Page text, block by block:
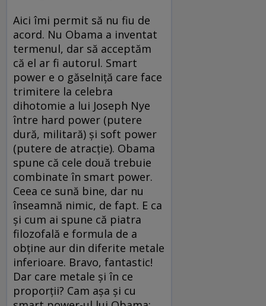
Aici îmi permit să nu fiu de
acord. Nu Obama a inventat
termenul, dar să acceptăm
că el ar fi autorul. Smart
power e o găselniţă care face
trimitere la celebra
dihotomie a lui Joseph Nye
între hard power (putere
dură, militară) şi soft power
(putere de atracţie). Obama
spune că cele două trebuie
combinate în smart power.
Ceea ce sună bine, dar nu
înseamnă nimic, de fapt. E ca
şi cum ai spune că piatra
filozofală e formula de a
obţine aur din diferite metale
inferioare. Bravo, fantastic!
Dar care metale şi în ce
proporţii? Cam aşa şi cu